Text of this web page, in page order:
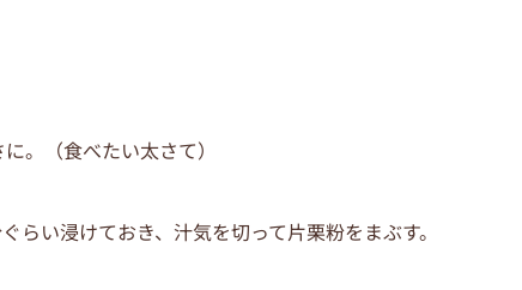
。（食べたい太さて）
い浸けておき、汁気を切って片栗粉をまぶす。